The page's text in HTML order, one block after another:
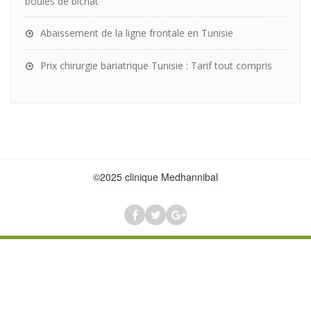
Abaissement de la ligne frontale en Tunisie
Prix chirurgie bariatrique Tunisie : Tarif tout compris
©2025 clinique Medhannibal